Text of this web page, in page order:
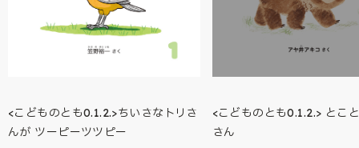
<こどものとも0.1.2.>ちいさなトリさ
んが ツーピーツツピー
<こどものとも0.1.2.> とこ
さん